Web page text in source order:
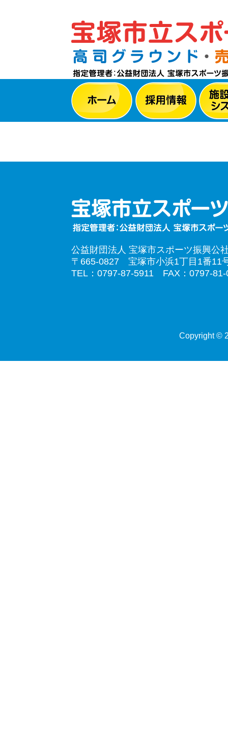
公益財団法人 宝塚市スポーツ振興公
〒665-0827 宝塚市小浜1丁目1番11
TEL：0797-87-5911 FAX：0797-81-
Copyright ©